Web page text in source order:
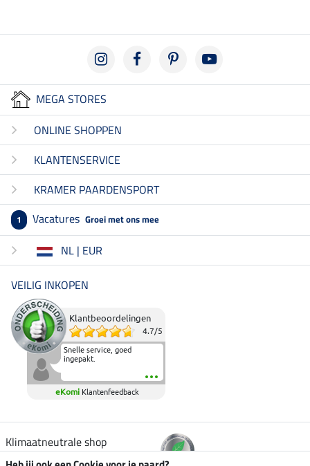
MEGA STORES
ONLINE SHOPPEN
KLANTENSERVICE
KRAMER PAARDENSPORT
1 Vacatures Groei met ons mee
NL | EUR
VEILIG INKOPEN
Klantbeoordelingen
4.7/5
Snelle service, goed
ingepakt.
eKomi Klantenfeedback
Klimaatneutrale shop